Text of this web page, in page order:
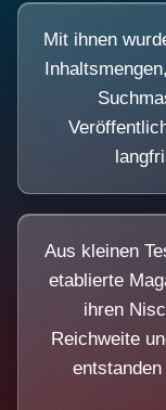
Mit ihnen
Aus kleinen
etablierte
ihren
Reichweite